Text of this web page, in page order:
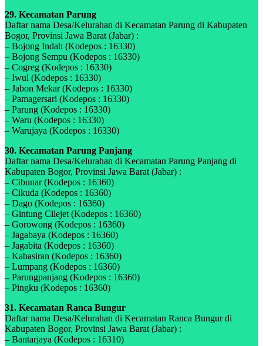
29. Kecamatan Parung
Daftar nama Desa/Kelurahan di Kecamatan Parung di Kabupaten
Bogor, Provinsi Jawa Barat (Jabar) :
– Bojong Indah (Kodepos : 16330)
– Bojong Sempu (Kodepos : 16330)
– Cogreg (Kodepos : 16330)
– Iwul (Kodepos : 16330)
– Jabon Mekar (Kodepos : 16330)
– Pamagersari (Kodepos : 16330)
– Parung (Kodepos : 16330)
– Waru (Kodepos : 16330)
– Warujaya (Kodepos : 16330)
30. Kecamatan Parung Panjang
Daftar nama Desa/Kelurahan di Kecamatan Parung Panjang di
Kabupaten Bogor, Provinsi Jawa Barat (Jabar) :
– Cibunar (Kodepos : 16360)
– Cikuda (Kodepos : 16360)
– Dago (Kodepos : 16360)
– Gintung Cilejet (Kodepos : 16360)
– Gorowong (Kodepos : 16360)
– Jagabaya (Kodepos : 16360)
– Jagabita (Kodepos : 16360)
– Kabasiran (Kodepos : 16360)
– Lumpang (Kodepos : 16360)
– Parungpanjang (Kodepos : 16360)
– Pingku (Kodepos : 16360)
31. Kecamatan Ranca Bungur
Daftar nama Desa/Kelurahan di Kecamatan Ranca Bungur di
Kabupaten Bogor, Provinsi Jawa Barat (Jabar) :
– Bantarjaya (Kodepos : 16310)